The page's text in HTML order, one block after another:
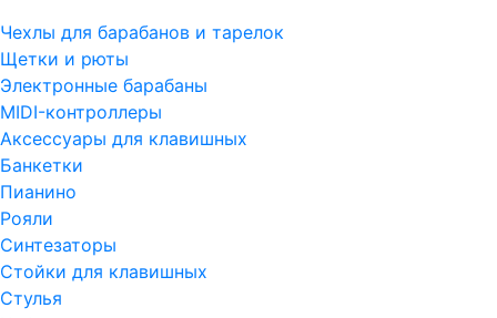
Чехлы для барабанов и тарелок
Щетки и рюты
Электронные барабаны
MIDI-контроллеры
Аксессуары для клавишных
Банкетки
Пианино
Рояли
Синтезаторы
Стойки для клавишных
Стулья